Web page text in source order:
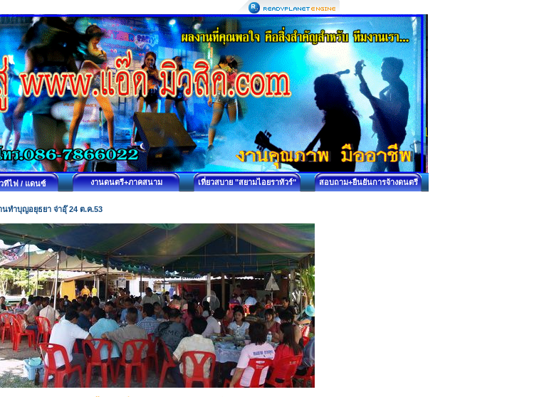
วทีไฟ / แดนซ์ งานดนตรี+ภาคสนาม เที่ยวสบาย "สยามไอยราทัวร์" สอบถาม+ยืนยันการจ้างดนตรี
นทำบุญอยุธยา จ่าอุ๊ 24 ต.ค.53